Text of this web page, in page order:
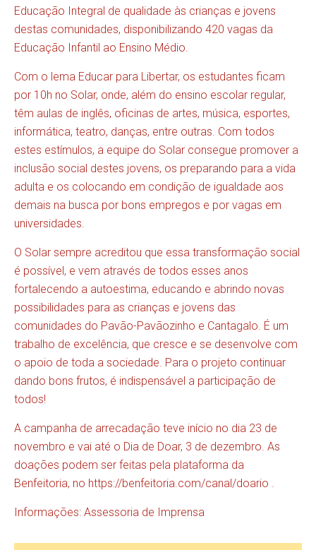
Educação Integral de qualidade às crianças e jovens
destas comunidades, disponibilizando 420 vagas da
Educação Infantil ao Ensino Médio.
Com o lema Educar para Libertar, os estudantes ficam
por 10h no Solar, onde, além do ensino escolar regular,
têm aulas de inglês, oficinas de artes, música, esportes,
informática, teatro, danças, entre outras. Com todos
estes estímulos, a equipe do Solar consegue promover a
inclusão social destes jovens, os preparando para a vida
adulta e os colocando em condição de igualdade aos
demais na busca por bons empregos e por vagas em
universidades.
O Solar sempre acreditou que essa transformação social
é possível, e vem através de todos esses anos
fortalecendo a autoestima, educando e abrindo novas
possibilidades para as crianças e jovens das
comunidades do Pavão-Pavãozinho e Cantagalo. É um
trabalho de excelência, que cresce e se desenvolve com
o apoio de toda a sociedade. Para o projeto continuar
dando bons frutos, é indispensável a participação de
todos!
A campanha de arrecadação teve início no dia 23 de
novembro e vai até o Dia de Doar, 3 de dezembro. As
doações podem ser feitas pela plataforma da
Benfeitoria, no https://benfeitoria.com/canal/doario
Informações: Assessoria de Imprensa